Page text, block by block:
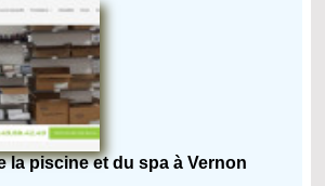
la piscine et du spa à Vernon